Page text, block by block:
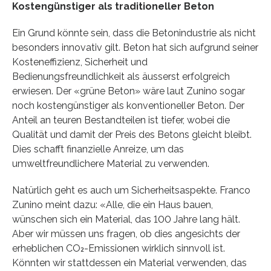
Kostengünstiger als traditioneller Beton
Ein Grund könnte sein, dass die Betonindustrie als nicht
besonders innovativ gilt. Beton hat sich aufgrund seiner
Kosteneffizienz, Sicherheit und
Bedienungsfreundlichkeit als äusserst erfolgreich
erwiesen. Der «grüne Beton» wäre laut Zunino sogar
noch kostengünstiger als konventioneller Beton. Der
Anteil an teuren Bestandteilen ist tiefer, wobei die
Qualität und damit der Preis des Betons gleicht bleibt.
Dies schafft finanzielle Anreize, um das
umweltfreundlichere Material zu verwenden.
Natürlich geht es auch um Sicherheitsaspekte. Franco
Zunino meint dazu: «Alle, die ein Haus bauen,
wünschen sich ein Material, das 100 Jahre lang hält.
Aber wir müssen uns fragen, ob dies angesichts der
erheblichen CO₂-Emissionen wirklich sinnvoll ist.
Könnten wir stattdessen ein Material verwenden, das